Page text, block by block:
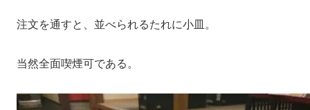
注文を通すと、並べられるたれに小皿。
当然全面喫煙可である。